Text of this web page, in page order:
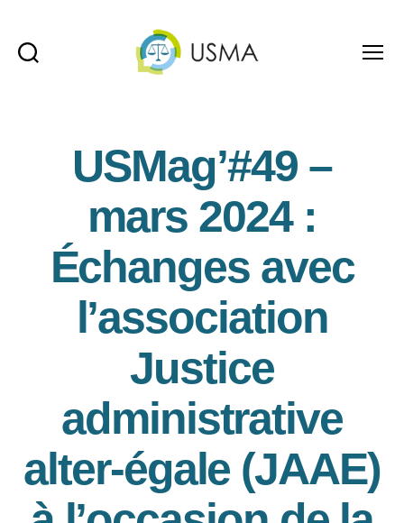
USMag’#49 –
mars 2024 :
Échanges avec
l’association
Justice
administrative
alter-égale (JAAE)